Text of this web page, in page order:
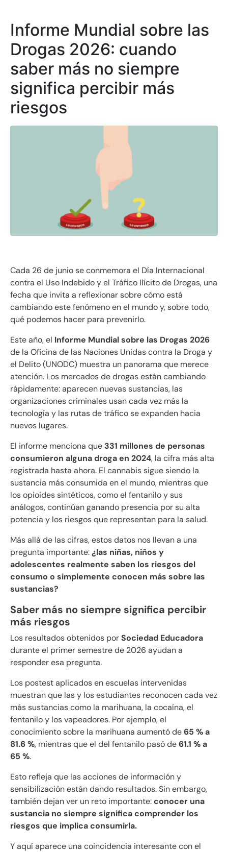
Informe Mundial sobre las
Drogas 2026: cuando
saber más no siempre
significa percibir más
riesgos
Cada 26 de junio se conmemora el Día Internacional
contra el Uso Indebido y el Tráfico Ilícito de Drogas, una
fecha que invita a reflexionar sobre cómo está
cambiando este fenómeno en el mundo y, sobre todo,
qué podemos hacer para prevenirlo.
Este año, el Informe Mundial sobre las Drogas 2026
de la Oficina de las Naciones Unidas contra la Droga y
el Delito (UNODC) muestra un panorama que merece
atención. Los mercados de drogas están cambiando
rápidamente: aparecen nuevas sustancias, las
organizaciones criminales usan cada vez más la
tecnología y las rutas de tráfico se expanden hacia
nuevos lugares.
El informe menciona que 331 millones de personas
consumieron alguna droga en 2024, la cifra más alta
registrada hasta ahora. El cannabis sigue siendo la
sustancia más consumida en el mundo, mientras que
los opioides sintéticos, como el fentanilo y sus
análogos, continúan ganando presencia por su alta
potencia y los riesgos que representan para la salud.
Más allá de las cifras, estos datos nos llevan a una
pregunta importante:¿las niñas, niños y
adolescentes realmente saben los riesgos del
consumo o simplemente conocen más sobre las
sustancias?
Saber más no siempre significa percibir
más riesgos
Los resultados obtenidos porSociedad Educadora
durante el primer semestre de 2026 ayudan a
responder esa pregunta.
Los postest aplicados en escuelas intervenidas
muestran que las y los estudiantes reconocen cada vez
más sustancias como la marihuana, la cocaína, el
fentanilo y los vapeadores. Por ejemplo, el
conocimiento sobre la marihuana aumentó de65 % a
81.6 %, mientras que el del fentanilo pasó de61.1 % a
65 %.
Esto refleja que las acciones de información y
sensibilización están dando resultados. Sin embargo,
también dejan ver un reto importante:conocer una
sustancia no siempre significa comprender los
riesgos que implica consumirla.
Y aquí aparece una coincidencia interesante con el